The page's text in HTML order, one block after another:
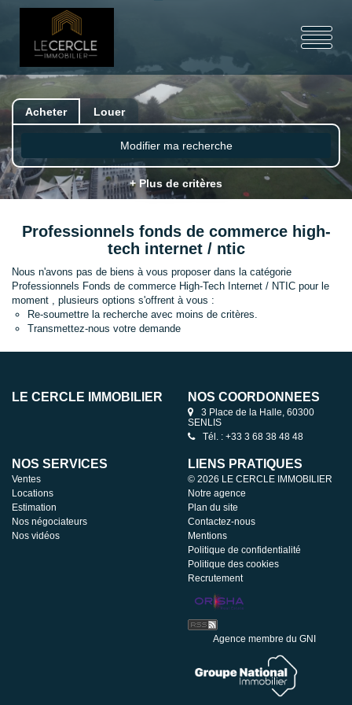
Acheter Louer
Modifier ma recherche
+ Plus de critères
Professionnels fonds de commerce high-
tech internet / ntic
Nous n'avons pas de biens à vous proposer dans la catégorie
Professionnels Fonds de commerce High-Tech Internet / NTIC pour le
moment , plusieurs options s'offrent à vous :
Re-soumettre la recherche avec moins de critères.
Transmettez-nous votre demande
LE CERCLE IMMOBILIER NOS COORDONNÉES
3 Place de la Halle, 60300
SENLIS
Tél. : +33 3 68 38 48 48
NOS SERVICES
Ventes
Locations
Estimation
Nos négociateurs
Nos vidéos
LIENS PRATIQUES
© 2026 LE CERCLE IMMOBILIER
Notre agence
Plan du site
Contactez-nous
Mentions
Politique de confidentialité
Politique des cookies
Recrutement
Agence membre du GNI